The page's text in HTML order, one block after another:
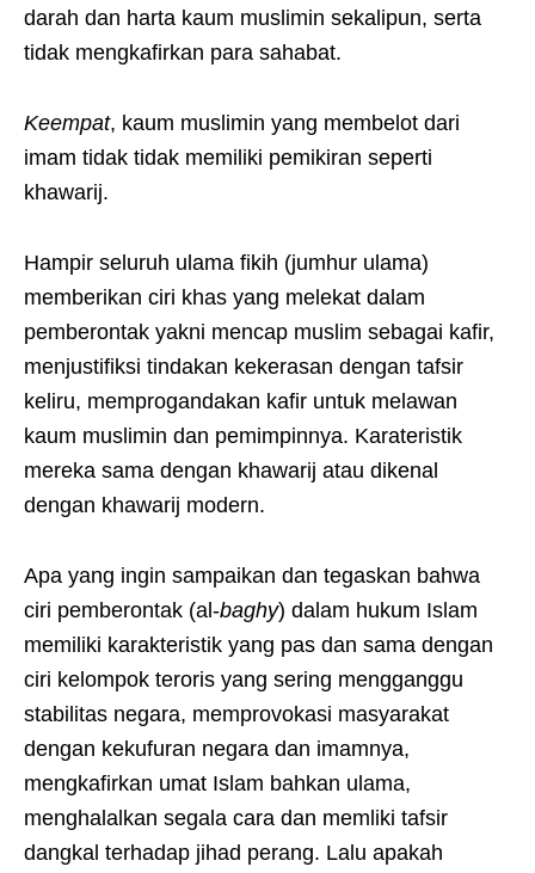
darah dan harta kaum muslimin sekalipun, serta
tidak mengkafirkan para sahabat.
Keempat, kaum muslimin yang membelot dari
imam tidak tidak memiliki pemikiran seperti
khawarij.
Hampir seluruh ulama fikih (jumhur ulama)
memberikan ciri khas yang melekat dalam
pemberontak yakni mencap muslim sebagai kafir,
menjustifiksi tindakan kekerasan dengan tafsir
keliru, memprogandakan kafir untuk melawan
kaum muslimin dan pemimpinnya. Karateristik
mereka sama dengan khawarij atau dikenal
dengan khawarij modern.
Apa yang ingin sampaikan dan tegaskan bahwa
ciri pemberontak (al-baghy) dalam hukum Islam
memiliki karakteristik yang pas dan sama dengan
ciri kelompok teroris yang sering mengganggu
stabilitas negara, memprovokasi masyarakat
dengan kekufuran negara dan imamnya,
mengkafirkan umat Islam bahkan ulama,
menghalalkan segala cara dan memliki tafsir
dangkal terhadap jihad perang. Lalu apakah